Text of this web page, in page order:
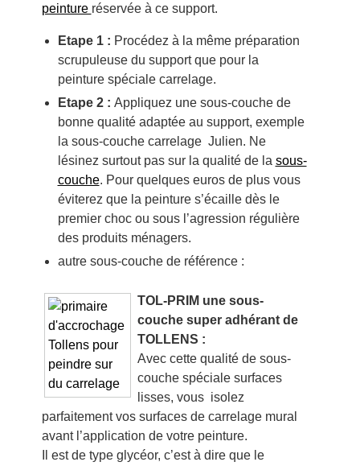
peinture réservée à ce support.
Etape 1 : Procédez à la même préparation
scrupuleuse du support que pour la
peinture spéciale carrelage.
Etape 2 : Appliquez une sous-couche de
bonne qualité adaptée au support, exemple
la sous-couche carrelage Julien. Ne
lésinez surtout pas sur la qualité de la sous-
couche. Pour quelques euros de plus vous
éviterez que la peinture s’écaille dès le
premier choc ou sous l’agression régulière
des produits ménagers.
autre sous-couche de référence :
TOL-PRIM une sous-
couche super adhérant de
TOLLENS :
Avec cette qualité de sous-
couche spéciale surfaces
lisses, vous isolez
parfaitement vos surfaces de carrelage mural
avant l’application de votre peinture.
Il est de type glycéor, c’est à dire que le